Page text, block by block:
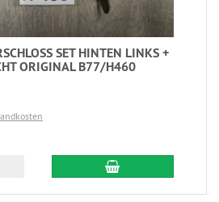
SET HINTEN LINKS +
ORIGINAL B77/H460